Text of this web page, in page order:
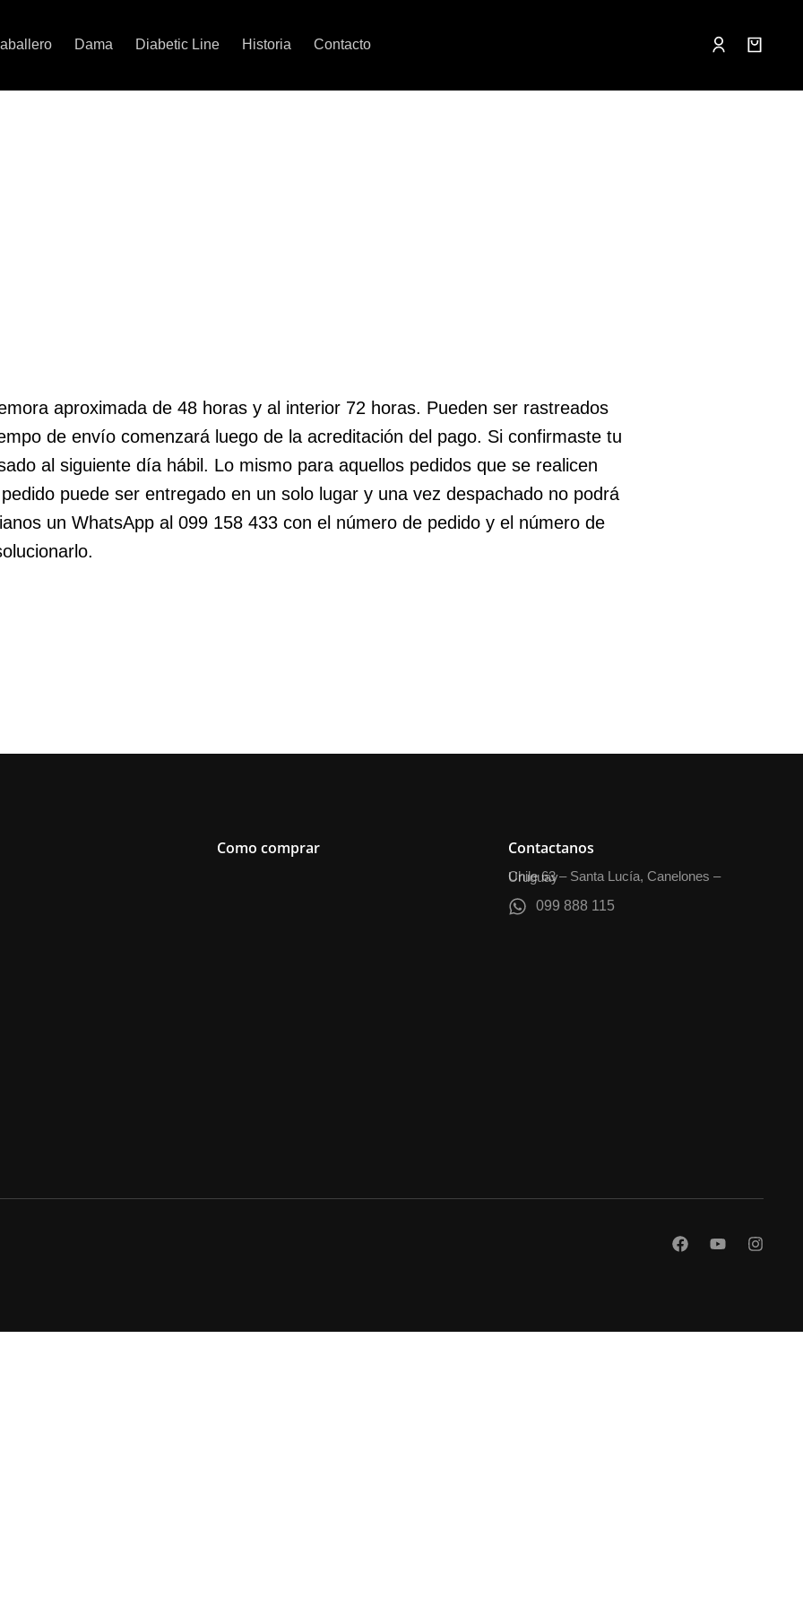
Dama Diabetic Line Historia Contacto
aproximada de 48 horas y al interior 72 horas. Pueden ser rastreados
de envío comenzará luego de la acreditación del pago. Si confirmaste tu
al siguiente día hábil. Lo mismo para aquellos pedidos que se realicen
puede ser entregado en un solo lugar y una vez despachado no podrá
un WhatsApp al 099 158 433 con el número de pedido y el número de
Como comprar Contactanos
Chile 63 – Santa Lucía, Canelones – Uruguay
099 888 115